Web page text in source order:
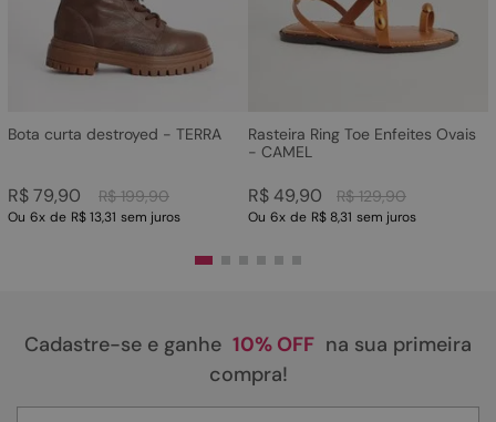
Bota curta destroyed - TERRA
R$ 199,90
R$79,90
Ou 6x de R$ 13,31 sem juros
Rasteira Ring Toe Enfeites Ovais
- CAMEL
R$ 129,90
R$49,90
Ou 6x de R$ 8,31 sem juros
Cadastre-se e ganhe 10% OFF na sua primeira
compra!